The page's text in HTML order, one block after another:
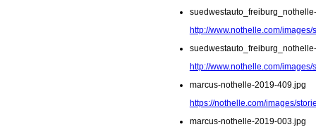
http://www.nothelle.com/
http://www.nothelle.com/
marcus-nothelle-2019-409.jpg
https://nothelle.com/images/
marcus-nothelle-2019-003.jpg